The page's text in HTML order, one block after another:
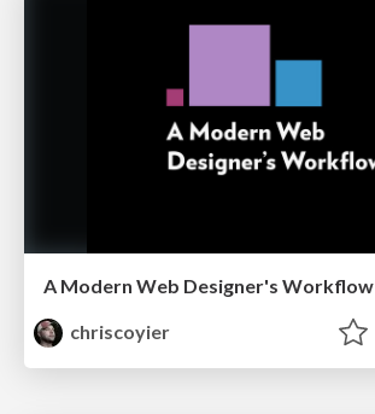
A Modern Web Designer's Workflow
chriscoyier